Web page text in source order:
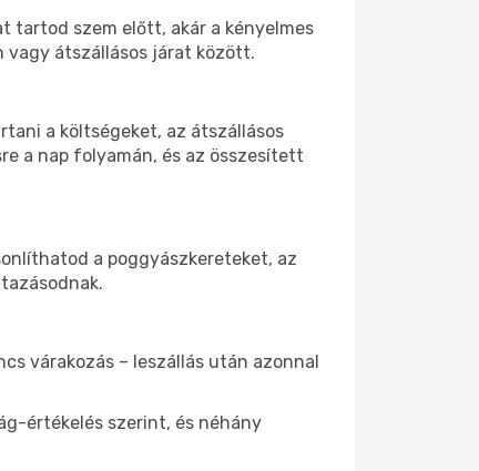
tartod szem előtt, akár a kényelmes
átszállásos járat között.
a költségeket, az átszállásos
a nap folyamán, és az összesített
a poggyászkereteket, az
várakozás – leszállás után azonnal
értékelés szerint, és néhány